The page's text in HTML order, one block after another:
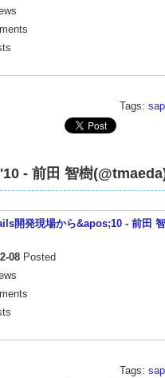
Tags:
- 前田 智樹
開発現場から&apos;10 - 前田
08 Posted
Tags: